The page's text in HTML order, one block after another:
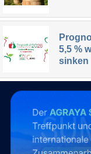
5,5 %
sinken